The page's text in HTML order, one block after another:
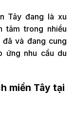
Tây đang là xu
tâm trong nhiều
đã và đang cung
ứng nhu cầu du
miền Tây tại